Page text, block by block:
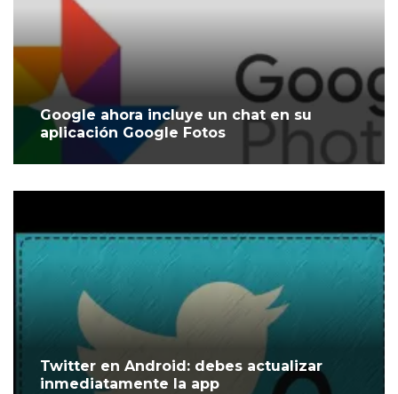
Google ahora incluye un chat en su
aplicación Google Fotos
Twitter en Android: debes actualizar
inmediatamente la app